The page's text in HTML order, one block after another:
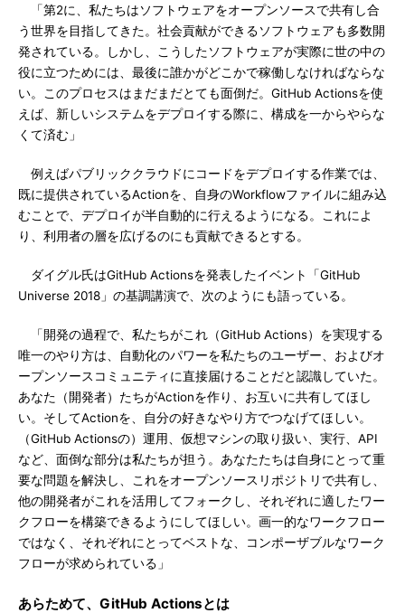
「第2に、私たちはソフトウェアをオープンソースで共有し合
う世界を目指してきた。社会貢献ができるソフトウェアも多数開
発されている。しかし、こうしたソフトウェアが実際に世の中の
役に立つためには、最後に誰かがどこかで稼働しなければならな
い。このプロセスはまだまだとても面倒だ。GitHub Actionsを使
えば、新しいシステムをデプロイする際に、構成を一からやらな
くて済む」
例えばパブリッククラウドにコードをデプロイする作業では、
既に提供されているActionを、自身のWorkflowファイルに組み込
むことで、デプロイが半自動的に行えるようになる。これによ
り、利用者の層を広げるのにも貢献できるとする。
ダイグル氏はGitHub Actionsを発表したイベント「GitHub
Universe 2018」の基調講演で、次のようにも語っている。
「開発の過程で、私たちがこれ（GitHub Actions）を実現する
唯一のやり方は、自動化のパワーを私たちのユーザー、およびオ
ープンソースコミュニティに直接届けることだと認識していた。
あなた（開発者）たちがActionを作り、お互いに共有してほし
い。そしてActionを、自分の好きなやり方でつなげてほしい。
（GitHub Actionsの）運用、仮想マシンの取り扱い、実行、API
など、面倒な部分は私たちが担う。あなたたちは自身にとって重
要な問題を解決し、これをオープンソースリポジトリで共有し、
他の開発者がこれを活用してフォークし、それぞれに適したワー
クフローを構築できるようにしてほしい。画一的なワークフロー
ではなく、それぞれにとってベストな、コンポーザブルなワーク
フローが求められている」
あらためて、GitHub Actionsとは